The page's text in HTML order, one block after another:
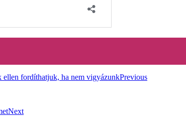
Previous
Next